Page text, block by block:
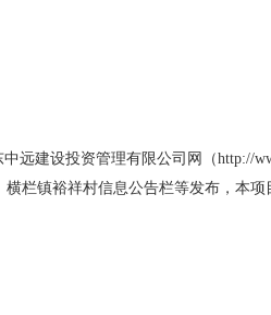
中远建设投资管理有限公司网（http://
横栏镇裕祥村信息公告栏等发布，本